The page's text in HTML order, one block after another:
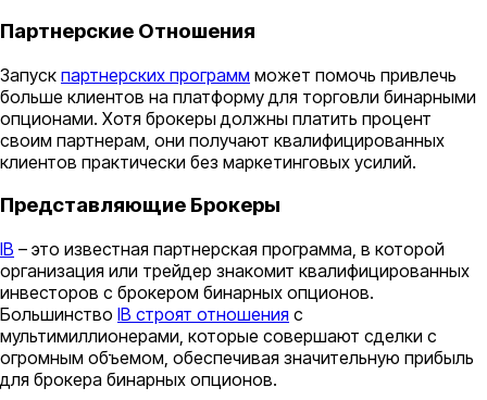
Партнерские Отношения
Запуск партнерских программ может помочь привлечь
больше клиентов на платформу для торговли бинарными
опционами. Хотя брокеры должны платить процент
своим партнерам, они получают квалифицированных
клиентов практически без маркетинговых усилий.
Представляющие Брокеры
IB – это известная партнерская программа, в которой
организация или трейдер знакомит квалифицированных
инвесторов с брокером бинарных опционов.
Большинство IB строят отношения с
мультимиллионерами, которые совершают сделки с
огромным объемом, обеспечивая значительную прибыль
для брокера бинарных опционов.